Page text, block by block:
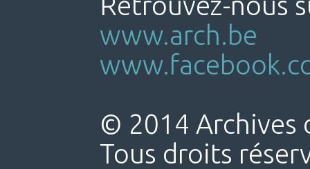
www.arch.be
© 2014 Archives
Tous droits